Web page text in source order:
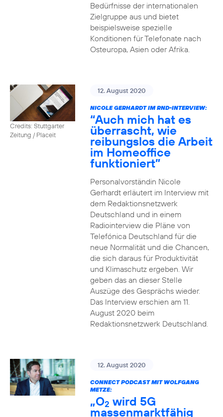
Bedürfnisse der internationalen
Zielgruppe aus und bietet
beispielsweise spezielle
Konditionen für Telefonate nach
Osteuropa, Asien oder Afrika.
Credits: Stuttgarter
Zeitung / Placeit
12. August 2020
NICOLE GERHARDT IM RND-INTERVIEW:
“Auch mich hat es
überrascht, wie
reibungslos die Arbeit
im Homeoffice
funktioniert”
Personalvorständin Nicole
Gerhardt erläutert im Interview mit
dem Redaktionsnetzwerk
Deutschland und in einem
Radiointerview die Pläne von
Telefónica Deutschland für die
neue Normalität und die Chancen,
die sich daraus für Produktivität
und Klimaschutz ergeben. Wir
geben das an dieser Stelle
Auszüge des Gesprächs wieder.
Das Interview erschien am 11.
August 2020 beim
Redaktionsnetzwerk Deutschland.
12. August 2020
CONNECT PODCAST MIT WOLFGANG
METZE:
„O2 wird 5G
massenmarktfähig